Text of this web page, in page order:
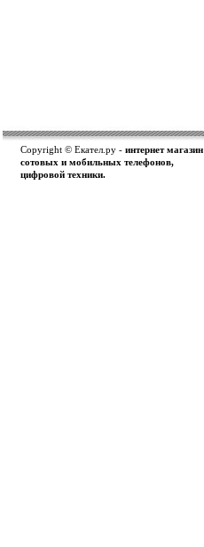
Copyright © Екател.ру - интернет магазин
сотовых и мобильных телефонов,
цифровой техники.